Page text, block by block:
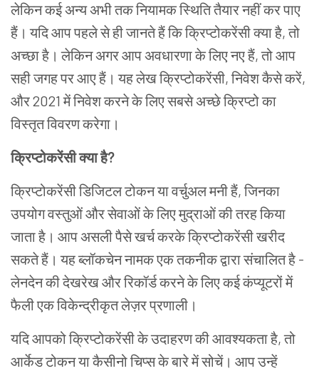
लेकिनकईअन्यअभीतकनियामकस्थितितैयारनहींकरपाए
हैं। यदिआपपहलेसेहीजानतेहैंकिक्रिप्टोकरेंसीक्याहै,तो
अच्छाहै। लेकिनअगरआपअवधारणाकेलिएनएहैं,तोआप
सहीजगहपरआएहैं। यहलेखक्रिप्टोकरेंसी,निवेशकैसेकरें,
और2021मेंनिवेशकरनेकेलिएसबसेअच्छेक्रिप्टोका
विस्तृत विवरणकरेगा।
क्रिप्टोकरेंसीक्याहै?
क्रिप्टोकरेंसीडिजिटलटोकनयावर्चुअलमनीहैं,जिनका
उपयोगवस्तुओंऔरसेवाओंकेलिएमुद्राओंकीतरहकिया
जाताहै। आपअसलीपैसेखर्चकरकेक्रिप्टोकरेंसीखरीद
सकतेहैं। यहब्लॉकचेननामकएकतकनीकद्वारासंचालितहै -
लेनदेनकीदेखरेखऔररिकॉर्डकरनेकेलिएकईकंप्यूटरोंमें
फैलीएकविकेन्द्रीकृतलेज़रप्रणाली।
यदिआपकोक्रिप्टोकरेंसीकेउदाहरणकीआवश्यकताहै,तो
आर्केडटोकनयाकैसीनोचिप्सकेबारेमेंसोचें। आपउन्हें